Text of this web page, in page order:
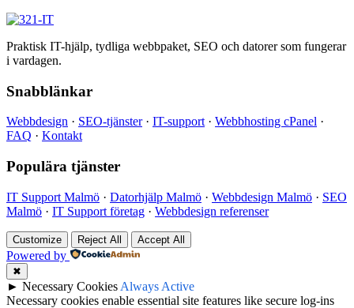
Praktisk IT-hjälp, tydliga webbpaket, SEO och datorer som fungerar
i vardagen.
Snabblänkar
Webbdesign · SEO-tjänster· IT-support · Webbhosting cPanel ·
FAQ · Kontakt
Populära tjänster
IT Support Malmö · Datorhjälp Malmö · Webbdesign Malmö · SEO
Malmö · IT Support företag · Webbdesign referenser
Customize Reject All Accept All
Powered by
✖
► Necessary Cookies Always Active
Necessary cookies enable essential site features like secure log-ins